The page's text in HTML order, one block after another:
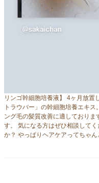
リンゴ幹細胞培養液】 4ヶ月放置
トラウバー」の幹細胞培養エキ
ング毛の髪質改善に適しておりま
す。 気になる方はぜひ相談して
か？ やっぱりヘアケアってちゃん